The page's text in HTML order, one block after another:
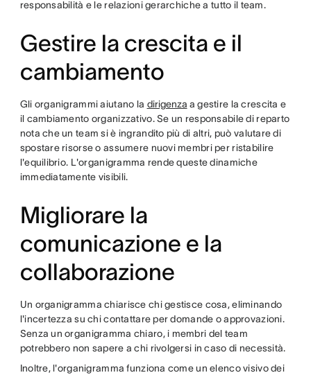
responsabilità e le relazioni gerarchiche a tutto il team.
Gestire la crescita e il
cambiamento
Gli organigrammi aiutano la dirigenza a gestire la crescita e
il cambiamento organizzativo. Se un responsabile di reparto
nota che un team si è ingrandito più di altri, può valutare di
spostare risorse o assumere nuovi membri per ristabilire
l'equilibrio. L'organigramma rende queste dinamiche
immediatamente visibili.
Migliorare la
comunicazione e la
collaborazione
Un organigramma chiarisce chi gestisce cosa, eliminando
l'incertezza su chi contattare per domande o approvazioni.
Senza un organigramma chiaro, i membri del team
potrebbero non sapere a chi rivolgersi in caso di necessità.
Inoltre, l'organigramma funziona come un elenco visivo dei